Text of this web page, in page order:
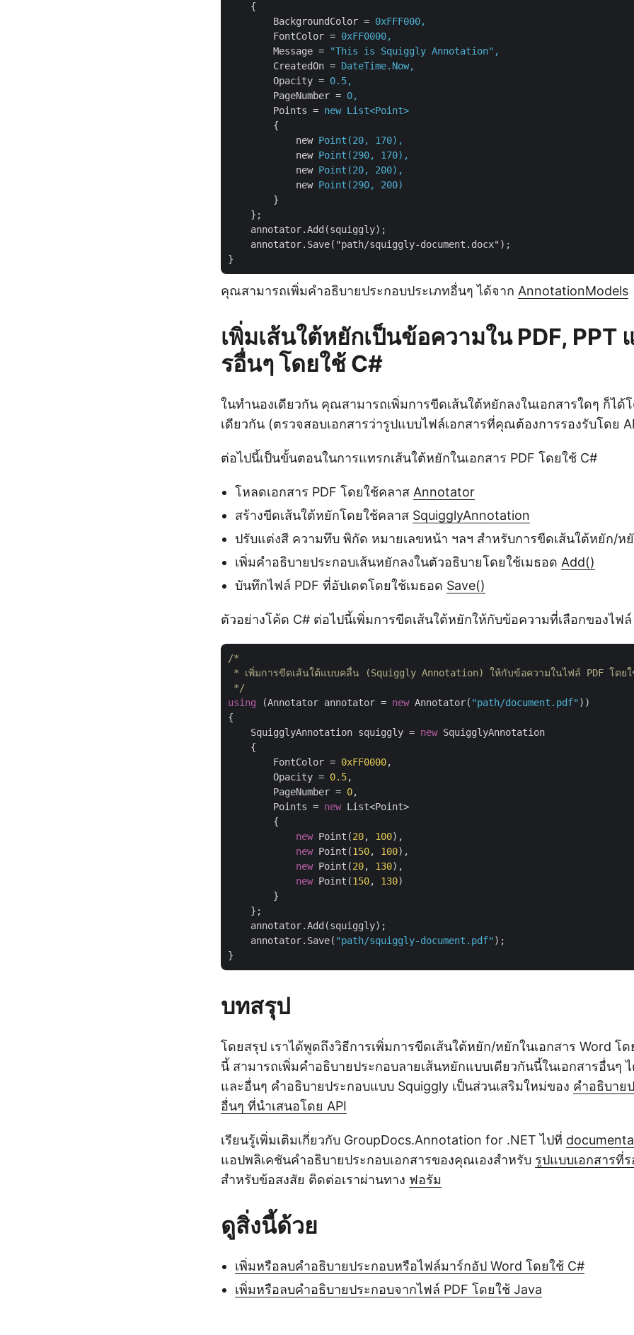
{
BackgroundColor = 0xFFF000,
FontColor = 0xFF0000,
Message =
"This is Squiggly Annotation",
CreatedOn = DateTime.Now,
Opacity = 0.5,
PageNumber = 0,
Points = new List<Point>
{
new Point(20, 170),
new Point(290, 170),
new Point(20, 200),
new Point(290, 200)
}
};
annotator.Add(squiggly);
annotator.Save("path/squiggly-document.docx");
}
คุณสามารถเพิ่มคำอธิบายประกอบประเภทอื่นๆ ได้จาก AnnotationModels
เพิ่มเส้นใต้หยักเป็นข้อความใน PDF, PPT
รอื่นๆ โดยใช้ C#
ในทำนองเดียวกัน คุณสามารถเพิ่มการขีดเส้นใต้หยักลงในเอกสารใดๆ ก็ได้
เดียวกัน (ตรวจสอบเอกสารว่ารูปแบบไฟล์เอกสารที่คุณต้องการรองรับโดย
ต่อไปนี้เป็นขั้นตอนในการแทรกเส้นใต้หยักในเอกสาร PDF โดยใช้ C#
โหลดเอกสาร PDF โดยใช้คลาส Annotator
สร้างขีดเส้นใต้หยักโดยใช้คลาส SquigglyAnnotation
ปรับแต่งสี ความทึบ พิกัด หมายเลขหน้า ฯลฯ สำหรับการขีดเส้นใต้หยัก/ห
เพิ่มคำอธิบายประกอบเส้นหยักลงในตัวอธิบายโดยใช้เมธอด Add()
บันทึกไฟล์ PDF ที่อัปเดตโดยใช้เมธอด Save()
ตัวอย่างโค้ด C# ต่อไปนี้เพิ่มการขีดเส้นใต้หยักให้กับข้อความที่เลือกของไฟล์
/*
* เพิ่มการขีดเส้นใต้แบบคลื่น (Squiggly Annotation) ให้กับข้อความในไฟล์ PDF โดยใ
*/
using (Annotator annotator = new Annotator( "path/document.pdf" ))
{
    SquigglyAnnotation squiggly =
new SquigglyAnnotation
    {
        FontColor =
0xFF0000,
        Opacity =
0.5,
        PageNumber =
0,
        Points =
new List<Point>
        {
new Point(20, 100),
new Point(150, 100),
new Point(20, 130),
new Point(150, 130)
        }
    };
    annotator.Add(squiggly);
    annotator.Save(
"path/squiggly-document.pdf" );
บทสรุป
โดยสรุป เราได้พูดถึงวิธีการเพิ่มการขีดเส้นใต้หยัก/หยักในเอกสาร Word โ
นี้ สามารถเพิ่มคำอธิบายประกอบลายเส้นหยักแบบเดียวกันนี้ในเอกสารอื่นๆ ไ
และอื่นๆ คำอธิบายประกอบแบบ Squiggly เป็นส่วนเสริมใหม่ของ คำอธิบาย
อื่นๆ ที่นำเสนอโดย API
เรียนรู้เพิ่มเติมเกี่ยวกับ GroupDocs.Annotation for .NET ไปที่
แอปพลิเคชันคำอธิบายประกอบเอกสารของคุณเองสำหรับ รูปแบบเอกสารที่ร
สำหรับข้อสงสัย ติดต่อเราผ่านทาง ฟอรัม
ดูสิ่งนี้ด้วย
เพิ่มหรือลบคำอธิบายประกอบหรือไฟล์มาร์กอัป Word โดยใช้ C#
เพิ่มหรือลบคำอธิบายประกอบจากไฟล์ PDF โดยใช้ Java